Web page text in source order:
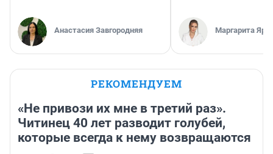
Анастасия Завгородняя Маргарита
РЕКОМЕНДУЕМ
«Не привози их мне в третий раз».
Читинец 40 лет разводит голубей,
которые всегда к нему возвращаются